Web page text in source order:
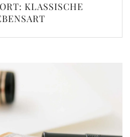
KLASSISCHE